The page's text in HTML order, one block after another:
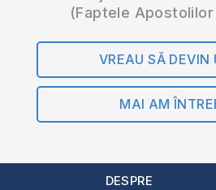
(Faptele
VREAU SĂ DEVIN
MAI AM
DESPRE